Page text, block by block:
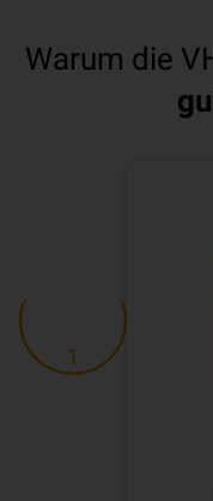
Warum die
1